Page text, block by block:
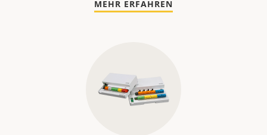
MEHR ERFAHREN